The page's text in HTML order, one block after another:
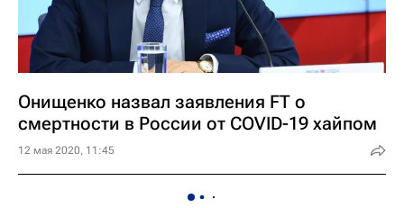
Онищенко назвал заявления FT о
смертности в России от COVID-19 хайпом
12 мая 2020, 11:45